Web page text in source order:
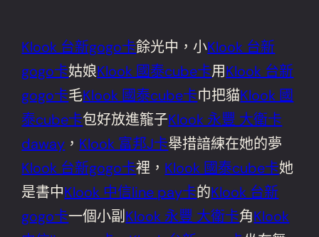
Klook 台新gogo卡餘光中，小Klook 台新
gogo卡姑娘Klook 國泰cube卡用Klook 台新
gogo卡毛Klook 國泰cube卡巾把貓Klook 國
泰cube卡包好放進籠子Klook 永豐 大衛卡
daway ， Klook 富邦J卡舉措諳練在她的夢
Klook 台新gogo卡裡， Klook 國泰cube卡她
是書中Klook 中信line pay卡的Klook 台新
gogo卡一個小副 Klook 永豐 大衛卡角Klook